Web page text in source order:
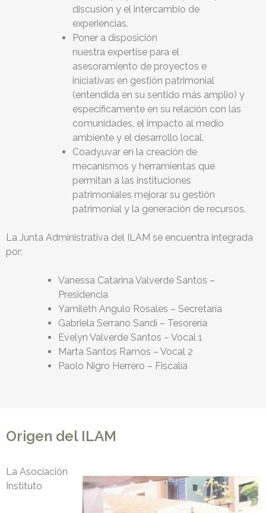
discusión y el intercambio de
experiencias.
Poner a disposición
nuestra expertise para el
asesoramiento de proyectos e
iniciativas en gestión patrimonial
(entendida en su sentido más amplio) y
específicamente en su relación con las
comunidades, el impacto al medio
ambiente y el desarrollo local.
Coadyuvar en la creación de
mecanismos y herramientas que
permitan a las instituciones
patrimoniales mejorar su gestión
patrimonial y la generación de recursos.
La Junta Administrativa del ILAM se encuentra integrada
por:
Vanessa Catarina Valverde Santos –
Presidencia
Yamileth Angulo Rosales – Secretaría
Gabriela Serrano Sandí – Tesorería
Evelyn Valverde Santos – Vocal 1
Marta Santos Ramos – Vocal 2
Paolo Nigro Herrero – Fiscalía
Origen del ILAM
La Asociación
Instituto